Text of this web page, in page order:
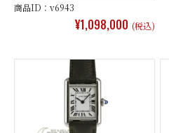
商品ID：v6943
¥1,098,000 (税込)